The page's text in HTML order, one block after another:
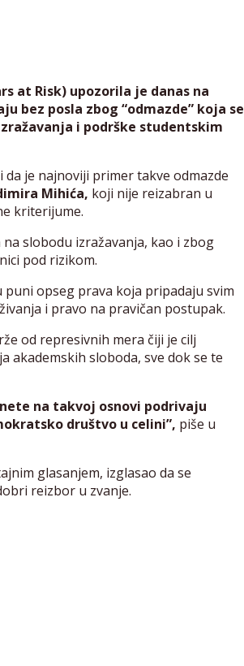
at Risk) upozorila je danas na
bez posla zbog “odmazde” koja se
i podrške studentskim
je najnoviji primer takve odmazde
Mihića, koji nije reizabran u
kriterijume.
slobodu izražavanja, kao i zbog
pod rizikom.
opseg prava koja pripadaju svim
i pravo na pravičan postupak.
od represivnih mera čiji je cilj
akademskih sloboda, sve dok se te
na takvoj osnovi podrivaju
društvo u celini”, piše u
glasanjem, izglasao da se
reizbor u zvanje.